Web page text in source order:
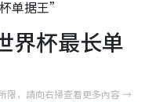
单据王”
界杯最长单